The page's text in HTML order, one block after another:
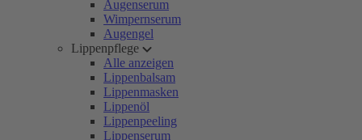
Augenserum
Wimpernserum
Augengel
Lippenpflege
Alle anzeigen
Lippenbalsam
Lippenmasken
Lippenöl
Lippenpeeling
Lippenserum